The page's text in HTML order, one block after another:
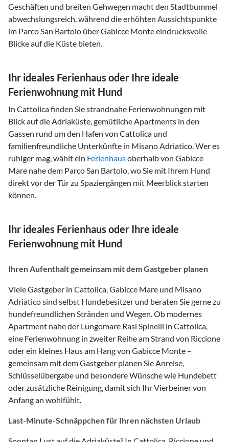
Geschäften und breiten Gehwegen macht den Stadtbummel
abwechslungsreich, während die erhöhten Aussichtspunkte
im Parco San Bartolo über Gabicce Monte eindrucksvolle
Blicke auf die Küste bieten.
Ihr ideales Ferienhaus oder Ihre ideale
Ferienwohnung mit Hund
In Cattolica finden Sie strandnahe Ferienwohnungen mit
Blick auf die Adriaküste, gemütliche Apartments in den
Gassen rund um den Hafen von Cattolica und
familienfreundliche Unterkünfte in Misano Adriatico. Wer es
ruhiger mag, wählt ein Ferienhausoberhalb von Gabicce
Mare nahe dem Parco San Bartolo, wo Sie mit Ihrem Hund
direkt vor der Tür zu Spaziergängen mit Meerblick starten
können.
Ihr ideales Ferienhaus oder Ihre ideale
Ferienwohnung mit Hund
Ihren Aufenthalt gemeinsam mit dem Gastgeber planen
Viele Gastgeber in Cattolica, Gabicce Mare und Misano
Adriatico sind selbst Hundebesitzer und beraten Sie gerne zu
hundefreundlichen Stränden und Wegen. Ob modernes
Apartment nahe der Lungomare Rasi Spinelli in Cattolica,
eine Ferienwohnung in zweiter Reihe am Strand von Riccione
oder ein kleines Haus am Hang von Gabicce Monte –
gemeinsam mit dem Gastgeber planen Sie Anreise,
Schlüsselübergabe und besondere Wünsche wie Hundebett
oder zusätzliche Reinigung, damit sich Ihr Vierbeiner von
Anfang an wohlfühlt.
Last-Minute-Schnäppchen für Ihren nächsten Urlaub